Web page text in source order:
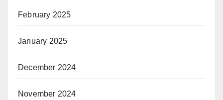
February 2025
January 2025
December 2024
November 2024